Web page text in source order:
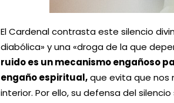
El Cardenal contrasta este silencio
diabólica» y una «droga de la que
ruido es un mecanismo engañoso
engaño espiritual,que evita que nos
interior. Por ello, su defensa del